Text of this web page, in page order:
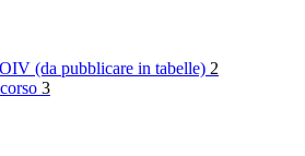
OIV (da pubblicare in tabelle) 2
3